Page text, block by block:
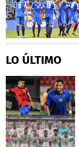
LO ÚLTIMO